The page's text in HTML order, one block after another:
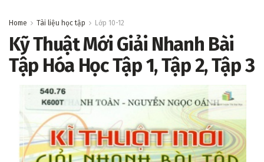
Home Tài liệu học tập Lớp 10-12
Kỹ Thuật Mới Giải Nhanh Bài
Tập Hóa Học Tập 1, Tập 2, Tập 3